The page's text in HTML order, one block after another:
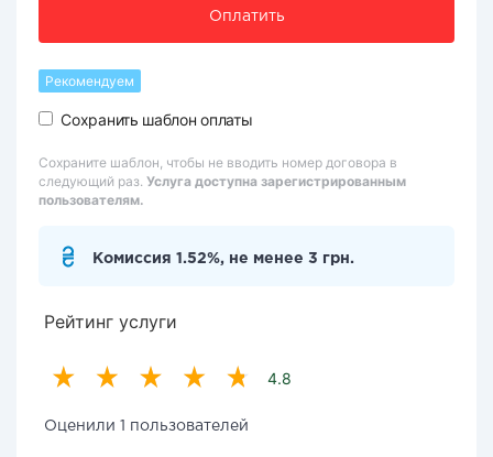
Оплатить
Рекомендуем
Сохранить шаблон оплаты
Сохраните шаблон, чтобы не вводить номер договора в
следующий раз. Услуга доступна зарегистрированным
пользователям.
Комиссия 1.52%, не менее 3 грн.
Рейтинг услуги
4.8
Оценили 1 пользователей